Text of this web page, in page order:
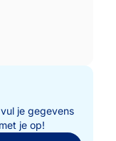
je gegevens
je op!